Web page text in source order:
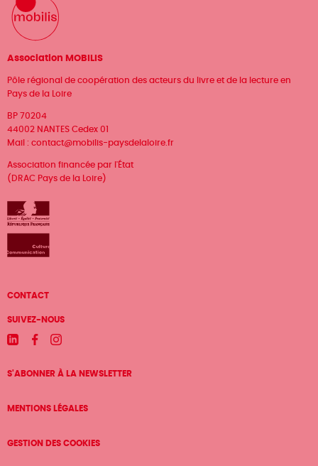
Association MOBILIS
Pôle régional de coopération des acteurs du livre et de la lecture en
Pays de la Loire
BP 70204
44002 NANTES Cedex 01
Mail : contact@mobilis-paysdelaloire.fr
Association financée par l'État
(DRAC Pays de la Loire)
Menu
Pied
de
page
CONTACT
SUIVEZ-NOUS
LinkedinFacebookInstagram
S'ABONNER À LA NEWSLETTER
MENTIONS LÉGALES
GESTION DES COOKIES